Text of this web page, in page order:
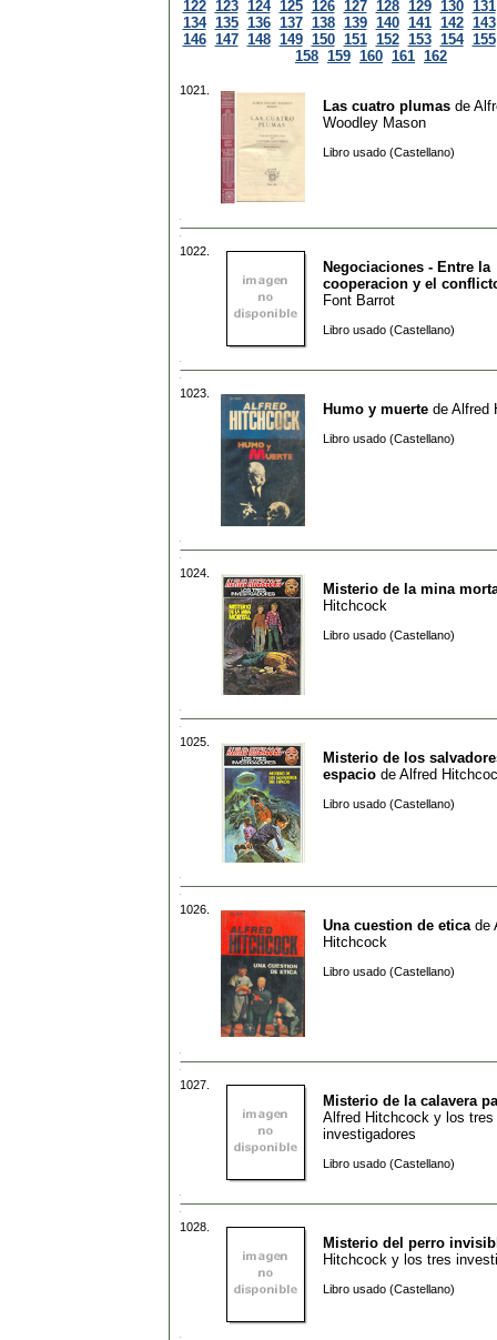
122 123 124 125 126 127 128 129 130 131
134 135 136 137 138 139 140 141 142 143
146 147 148 149 150 151 152 153 154 155
158 159 160 161 162
1021.
Las cuatro plumas de
Woodley Mason
Libro usado (Castellano)
1022.
Negociaciones - Entre la
cooperacion y el
Font Barrot
Libro usado (Castellano)
1023.
Humo y muerte de Alfred
Libro usado (Castellano)
1024.
Misterio de la mina
Hitchcock
Libro usado (Castellano)
1025.
Misterio de los
espacio de Alfred
Libro usado (Castellano)
1026.
Una cuestion de etica de
Hitchcock
Libro usado (Castellano)
1027.
Misterio de la calavera
Alfred Hitchcock y los tres
investigadores
Libro usado (Castellano)
1028.
Misterio del perro
Hitchcock y los tres
Libro usado (Castellano)